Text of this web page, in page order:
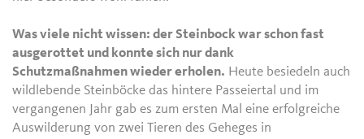
Was viele nicht wissen: der Steinbock war schon fast
ausgerottet und konnte sich nur dank
Schutzmaßnahmen wieder erholen. Heute besiedeln auch
wildlebende Steinböcke das hintere Passeiertal und im
vergangenen Jahr gab es zum ersten Mal eine erfolgreiche
Auswilderung von zwei Tieren des Geheges in